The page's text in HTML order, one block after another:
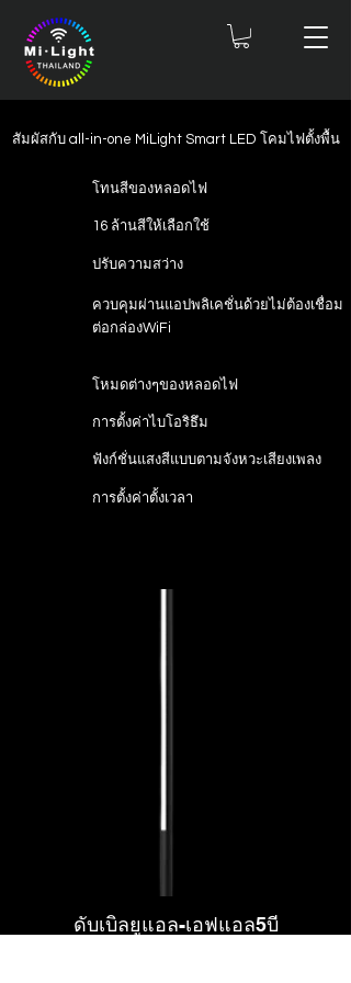
สัมผัสกับ all-in-one MiLight Smart LED โคมไฟตั้งพื้น
โทนสีของหลอดไฟ
16 ล้านสีให้เลือกใช้
ปรับความสว่าง
ควบคุมผ่านแอปพลิเคชั่นด้วยไม่ต้องเชื่อม
ต่อกล่องWiFi
โหมดต่างๆของหลอดไฟ
การตั้งค่าไบโอริธึม
ฟังก์ชั่นแสงสีแบบตามจังหวะเสียงเพลง
การตั้งค่าตั้งเวลา
ดับเบิลยูแอล-เอฟแอล5บี